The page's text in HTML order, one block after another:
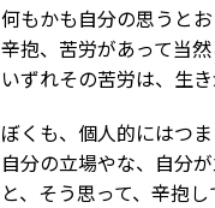
何もかも自分の思うと
辛抱、苦労があって当然
いずれその苦労は、生き
ぼくも、個人的にはつ
自分の立場やな、自分
と、そう思って、辛抱し